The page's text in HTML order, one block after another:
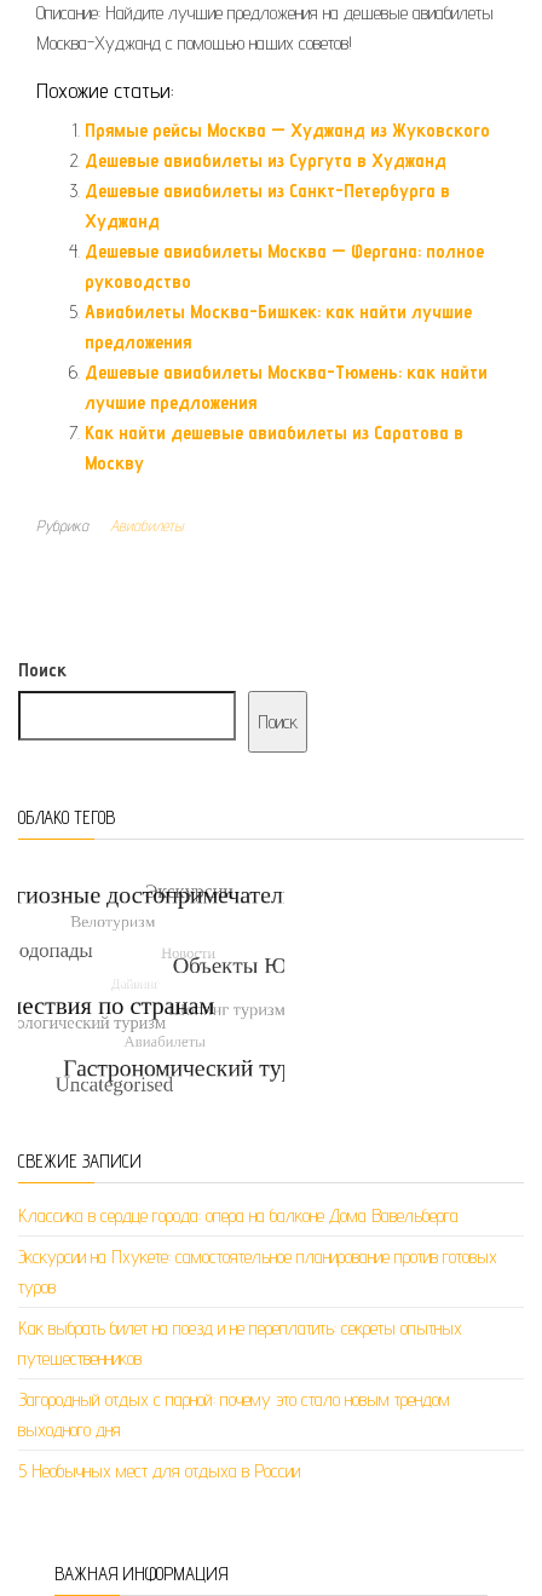
Описание: Найдите лучшие предложения на дешевые авиабилеты
Москва-Худжанд с помощью наших советов!
Похожие статьи:
Прямые рейсы Москва — Худжанд из Жуковского
Дешевые авиабилеты из Сургута в Худжанд
Дешевые авиабилеты из Санкт-Петербурга в
Худжанд
Дешевые авиабилеты Москва — Фергана: полное
руководство
Авиабилеты Москва-Бишкек: как найти лучшие
предложения
Дешевые авиабилеты Москва-Тюмень: как найти
лучшие предложения
Как найти дешевые авиабилеты из Саратова в
Москву
Рубрика Авиабилеты
Поиск
Поиск
ОБЛАКО ТЕГОВ
СВЕЖИЕ ЗАПИСИ
Классика в сердце города: опера на балконе Дома Вавельберга
Экскурсии на Пхукете: самостоятельное планирование против готовых
туров
Как выбрать билет на поезд и не переплатить: секреты опытных
путешественников
Загородный отдых с парной: почему это стало новым трендом
выходного дня
5 Необычных мест для отдыха в России
ВАЖНАЯ ИНФОРМАЦИЯ